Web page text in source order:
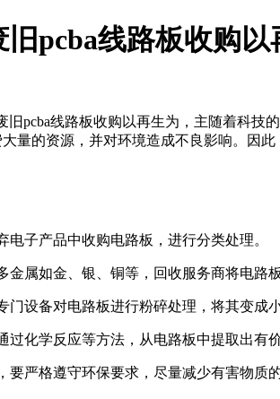
pcba线路板收购以
旧pcba线路板收购以再生为，主随着科
量的资源，并对环境造成不良影响。因此
电子产品中收购电路板，进行分类处理。
金属如金、银、铜等，回收服务商将电路
门设备对电路板进行粉碎处理，将其变成
过化学反应等方法，从电路板中提取出有
要严格遵守环保要求，尽量减少有害物质